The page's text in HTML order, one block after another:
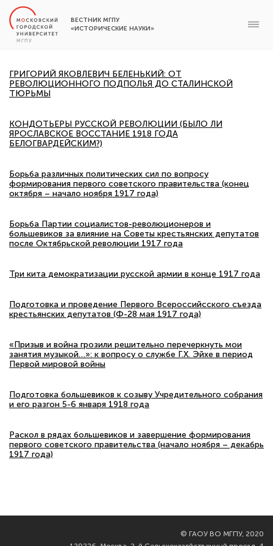
ВЕСТНИК МГПУ
«ИСТОРИЧЕСКИЕ НАУКИ»
ГРИГОРИЙ ЯКОВЛЕВИЧ БЕЛЕНЬКИЙ: ОТ
РЕВОЛЮЦИОННОГО ПОДПОЛЬЯ ДО СТАЛИНСКОЙ
ТЮРЬМЫ
КОНДОТЬЕРЫ РУССКОЙ РЕВОЛЮЦИИ (БЫЛО ЛИ
ЯРОСЛАВСКОЕ ВОССТАНИЕ 1918 ГОДА
БЕЛОГВАРДЕЙСКИМ?)
Борьба различных политических сил по вопросу
формирования первого советского правительства (конец
октября – начало ноября 1917 года)
Борьба Партии социалистов-революционеров и
большевиков за влияние на Советы крестьянских депутатов
после Октябрьской революции 1917 года
Три кита демократизации русской армии в конце 1917 года
Подготовка и проведение Первого Всероссийсского съезда
крестьянских депутатов (Ф-28 мая 1917 года)
«Призыв и война грозили решительно перечеркнуть мои
занятия музыкой…»: к вопросу о службе Г.Х. Эйхе в период
Первой мировой войны
Подготовка большевиков к созыву Учредительного собрания
и его разгон 5-6 января 1918 года
Раскол в рядах большевиков и завершение формирования
первого советского правительства (начало ноября – декабрь
1917 года)
© ГАОУ ВО МГПУ, 2020